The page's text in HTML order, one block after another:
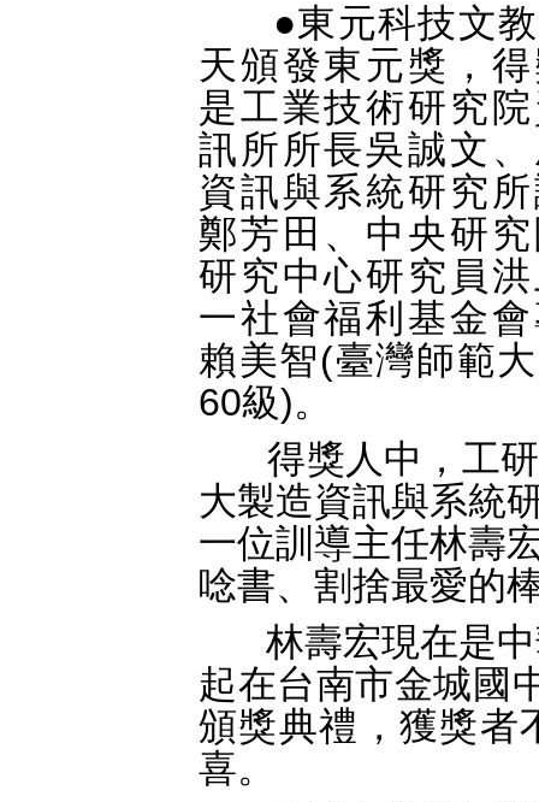
●東元科技文教
天頒發東元獎，
是工業技術研究
訊所所長吳誠文
資訊與系統研究
鄭芳田、中央研
研究中心研究員
一社會福利基金
賴美智(臺灣師範
60級)。
得獎人中，工研
大製造資訊與系統
一位訓導主任林壽
唸書、割捨最愛的
林壽宏現在是中
起在台南市金城國
頒獎典禮，獲獎者
喜。